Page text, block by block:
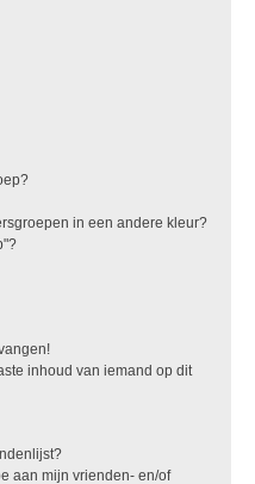
in een andere kleur?
inhoud van iemand op dit
aan mijn vrienden- en/of